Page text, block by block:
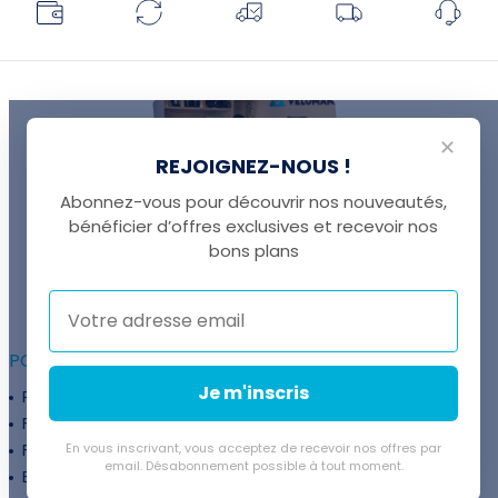
UNE QUESTION ?
+41 22 307 02 00
POUR ALLER PLUS LOIN :
Programme fidélité
Entreprises
Financement
Services
Flexibilité de paiement
Subventions
Extension de garantie
Politique de retour
✕
REJOIGNEZ-NOUS !
Abonnez-vous pour découvrir nos nouveautés,
bénéficier d’offres exclusives et recevoir nos
bons plans
Je m'inscris
En vous inscrivant, vous acceptez de recevoir nos offres par
email. Désabonnement possible à tout moment.